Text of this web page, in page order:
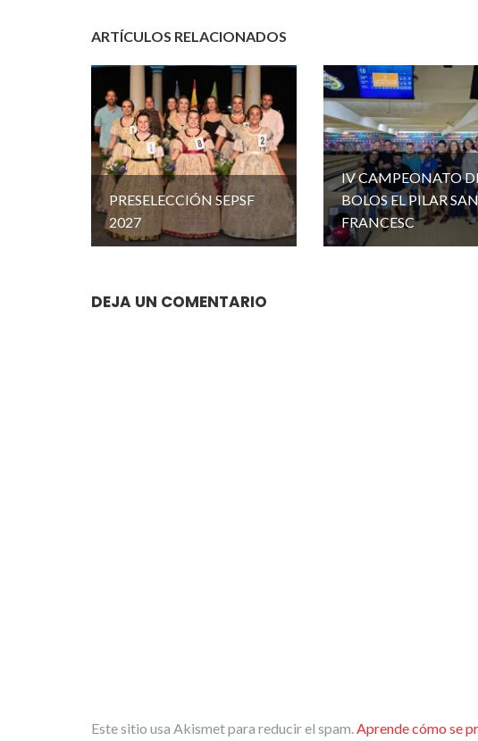
ARTÍCULOS RELACIONADOS
PRESELECCIÓN SEPSF
2027
IV CAMPEONATO
BOLOS EL PILAR
FRANCESC
DEJA UN COMENTARIO
Este sitio usa Akismet para reducir el spam.Aprende cómo se